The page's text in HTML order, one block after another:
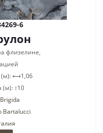
6
флизелине,
(м): ⟷1,06
(м): ↕10
Bartalucci